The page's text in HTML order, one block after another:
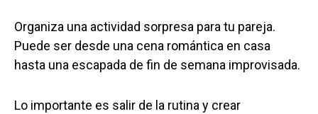
Organiza una actividad sorpresa para tu pareja.
Puede ser desde una cena romántica en casa
hasta una escapada de fin de semana improvisada.
Lo importante es salir de la rutina y crear